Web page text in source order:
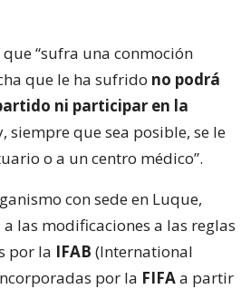
“sufra una conmoción
que le ha sufrido no podrá
ni participar en la
siempre que sea posible, se le
o a un centro médico”.
con sede en Luque,
las modificaciones a las reglas
por la IFAB (International
por la FIFAa partir